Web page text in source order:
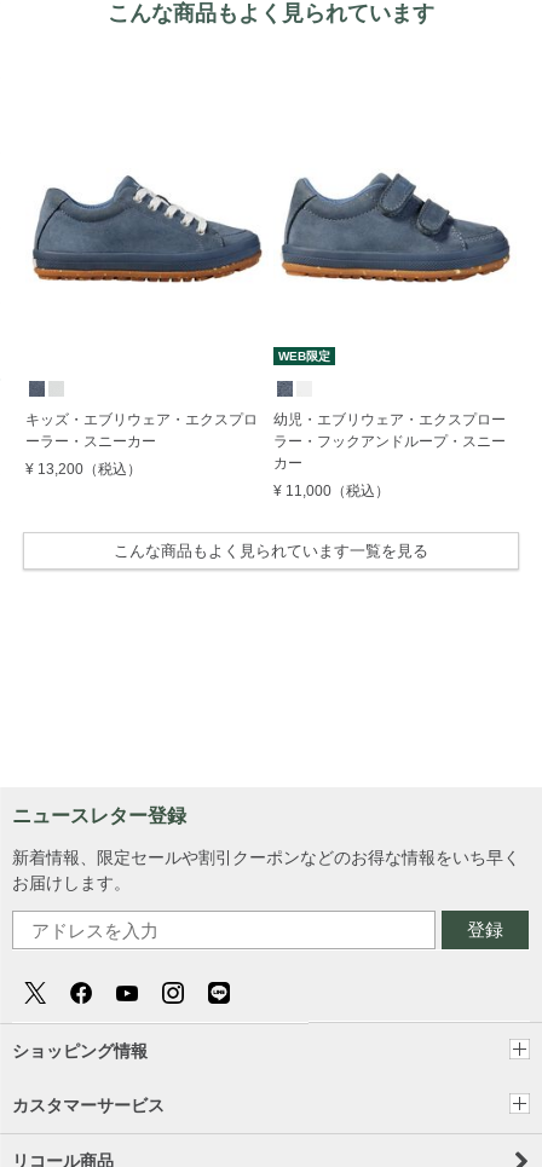
こんな商品もよく見られています
キッズ・エブリウェア・エクスプロ
ーラー・スニーカー
¥ 13,200（税込）
WEB限定
幼児・エブリウェア・エクスプロー
ラー・フックアンドループ・スニー
カー
¥ 11,000 （税込）
こんな商品もよく見られています一覧を見る
ニュースレター登録
新着情報、限定セールや割引クーポンなどのお得な情報をいち早く
お届けします。
登録
ショッピング情報
カスタマーサービス
リコール商品